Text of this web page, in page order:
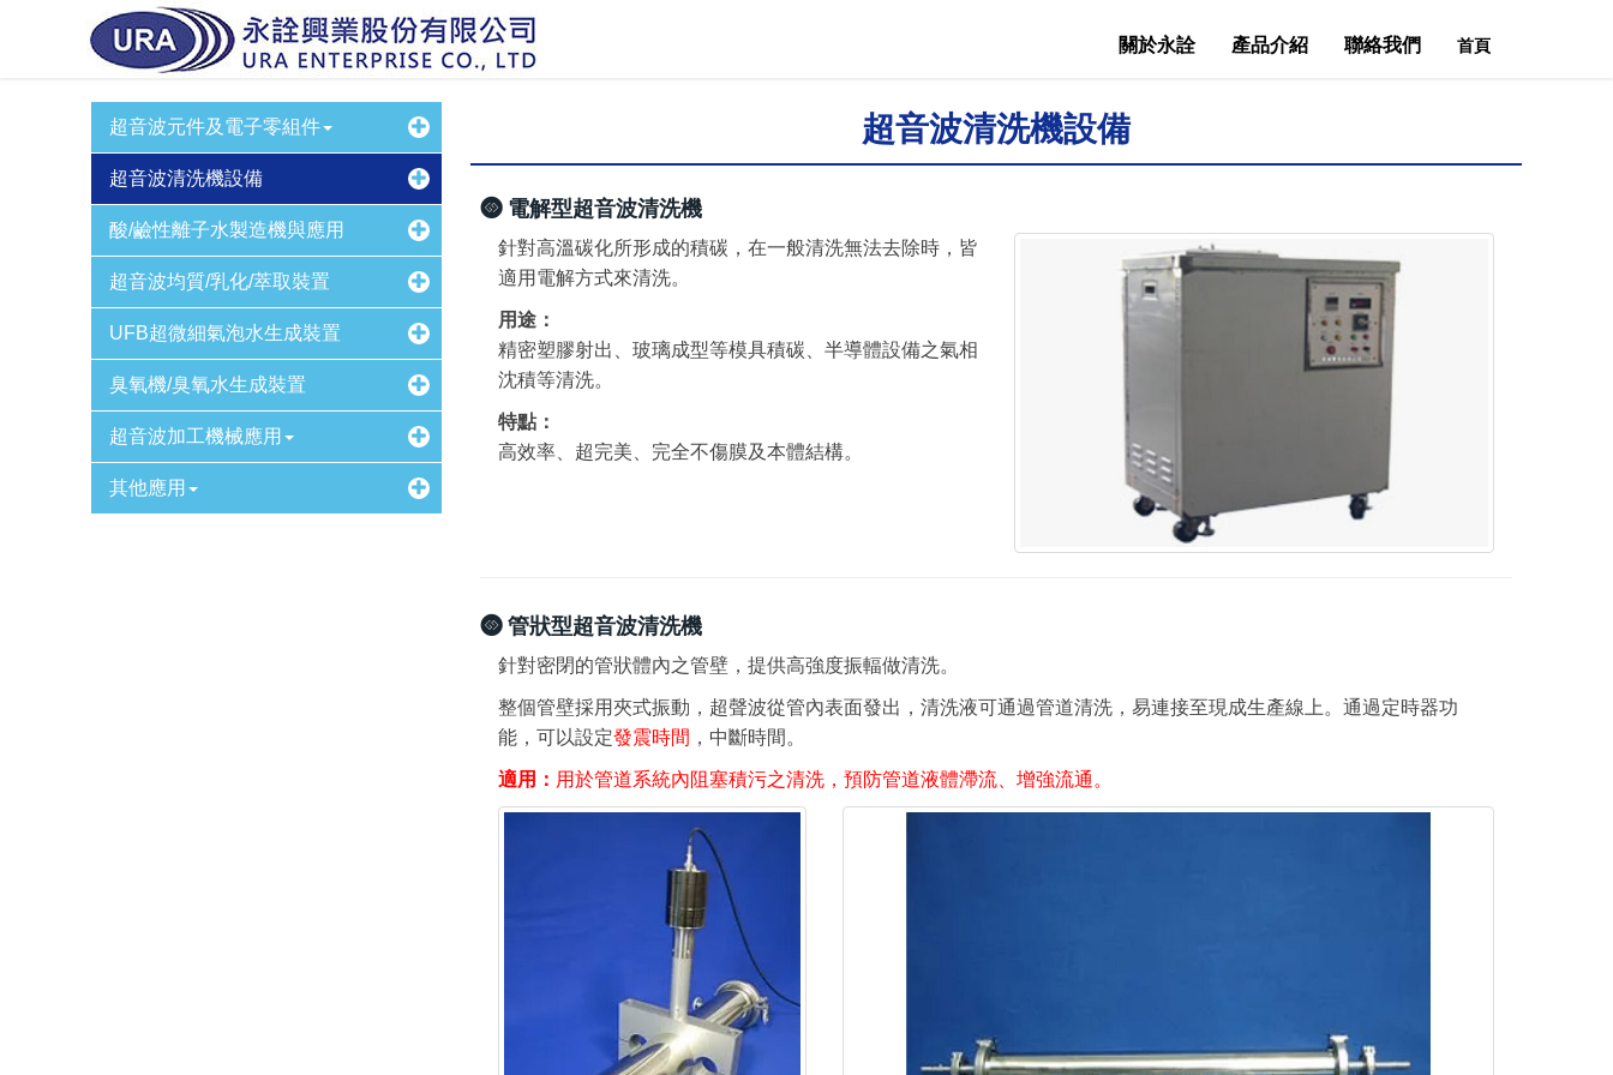
關於永詮 產品介紹 聯絡我們 首頁
超音波元件及電子零組件
超音波清洗機設備
酸/鹼性離子水製造機與應用
超音波均質/乳化/萃取裝置
UFB超微細氣泡水生成裝置
臭氧機/臭氧水生成裝置
超音波加工機械應用
其他應用
超音波清洗機設備
電解型超音波清洗機
針對高溫碳化所形成的積碳，在一般清洗無法去除時，皆
適用電解方式來清洗。
用途：
精密塑膠射出、玻璃成型等模具積碳、半導體設備之氣相
沈積等清洗。
特點：
高效率、超完美、完全不傷膜及本體結構。
管狀型超音波清洗機
針對密閉的管狀體內之管壁，提供高強度振輻做清洗。
整個管壁採用夾式振動，超聲波從管內表面發出，清洗液可通過管道清洗，易連接至現成生產線上。通過定時器功
能，可以設定發震時間 ，中斷時間。
適用： 用於管道系統內阻塞積污之清洗，預防管道液體滯流、增強流通。